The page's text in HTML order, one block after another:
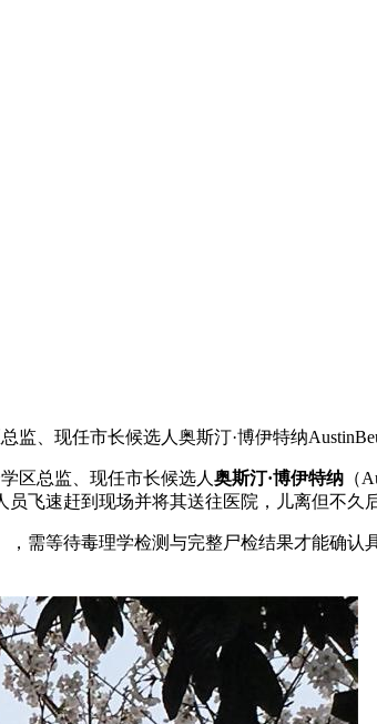
、现任市长候选人奥斯汀·博伊特纳
区总监、现任市长候选人 奥斯汀·博伊特纳 （
员飞速赶到现场并将其送往医院，儿离但不久
，需等待毒理学检测与完整尸检结果才能确